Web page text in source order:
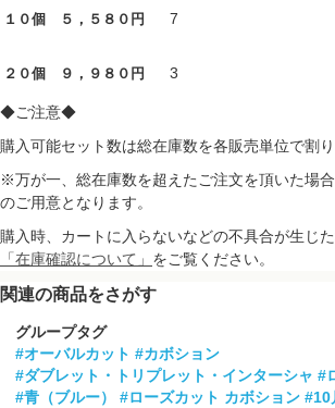
１０個 ５，５８０円 7
２０個 ９，９８０円 3
◆ご注意◆
購入可能セット数は総在庫数を各販売単位で割り
※万が一、総在庫数を超えたご注文を頂いた場
のご用意となります。
購入時、カートに入らないなどの不具合が生じた
「在庫確認について」 をご覧ください。
関連の商品をさがす
グループタグ
#オーバルカット #カボション
#ダブレット・トリプレット・インターシャ #
#青（ブルー）
#ローズカット カボション #10